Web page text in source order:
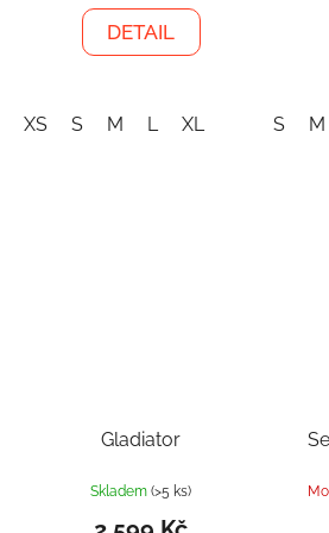
DETAIL
XS S M L XL S M
Gladiator
Skladem(>5 ks)